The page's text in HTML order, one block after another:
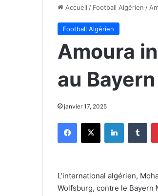
Accueil / Football Algérien /
Football Algérien
Amoura
au
janvier 17, 2025
Facebook
X Linkedin
L’international algérien,
Wolfsburg, contre le Bayern